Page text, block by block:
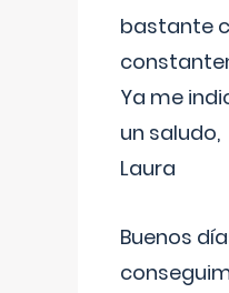
bastante
Ya me
un saludo,
Laura
Buenos